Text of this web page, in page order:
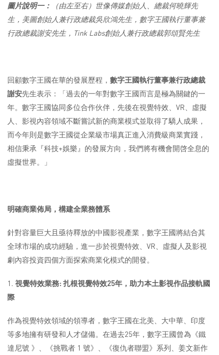
圖片說明一：
（由左至右）世像傳媒創始人、總裁何曉輝先
生，美圖創始人兼行政總裁吳欣鴻先生，數字王國執行董事兼
行政總裁謝安先生， Tink Labs創始人兼行政總裁郭頌賢先生
回顧數字王國在華的發展歷程， 數字王國執行董事兼行政總裁
謝安先生表示：「過去的一年對數字王國而言是極為關鍵的一
年。數字王國協同多位合作伙伴，先後在視覺特效、VR、虛擬
人、影視內容領域不斷嘗試新的商業模式並取得了驕人成果，
而今年則是數字王國從企業級市場真正進入消費級商業實踐，
相信秉承『科技+娛樂』的發展方向，我們將有機會開啓全息的
虛擬世界。」
明確商業佈局，構建全業務體系
針對容量巨大且亟待釋放的中國影視產業，數字王國將結合其
全球市場的成功經驗，進一步於視覺特效、VR、虛擬人及影視
劇內容投資四個方面探索商業化模式的開發。
視覺特效業務: 扎根視覺特效25年，助力本土影視作品接軌國
際
作為視覺特效領域的領導者，數字王國在北美、大中華、印度
等多地擁有研發和人才儲備。在過去25年，數字王國曾為《鐵
達尼號 》、《挑戰者 1 號》、《復仇者聯盟》系列、姜文新作